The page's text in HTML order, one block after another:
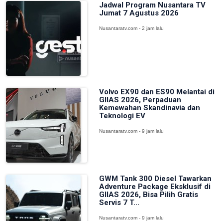
Jadwal Program Nusantara TV
Jumat 7 Agustus 2026
Nusantaratv.com - 2 jam lalu
Volvo EX90 dan ES90 Melantai di
GIIAS 2026, Perpaduan
Kemewahan Skandinavia dan
Teknologi EV
Nusantaratv.com - 9 jam lalu
GWM Tank 300 Diesel Tawarkan
Adventure Package Eksklusif di
GIIAS 2026, Bisa Pilih Gratis
Servis 7 T...
Nusantaratv.com - 9 jam lalu